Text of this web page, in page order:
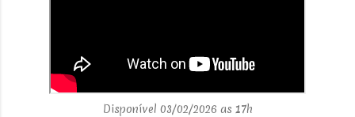
Disponível 03/02/2026 as 17h